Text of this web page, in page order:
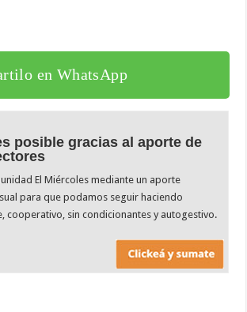
en WhatsApp
posible gracias al aporte de
El Miércoles mediante un aporte
para que podamos seguir haciendo
cooperativo, sin condicionantes y autogestivo.